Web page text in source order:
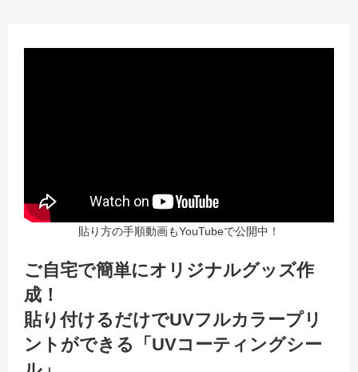
貼り方の手順動画もYouTubeで公開中！
ご自宅で簡単にオリジナルグッズ作
成！
貼り付けるだけでUVフルカラープリ
ントができる「UVコーティングシー